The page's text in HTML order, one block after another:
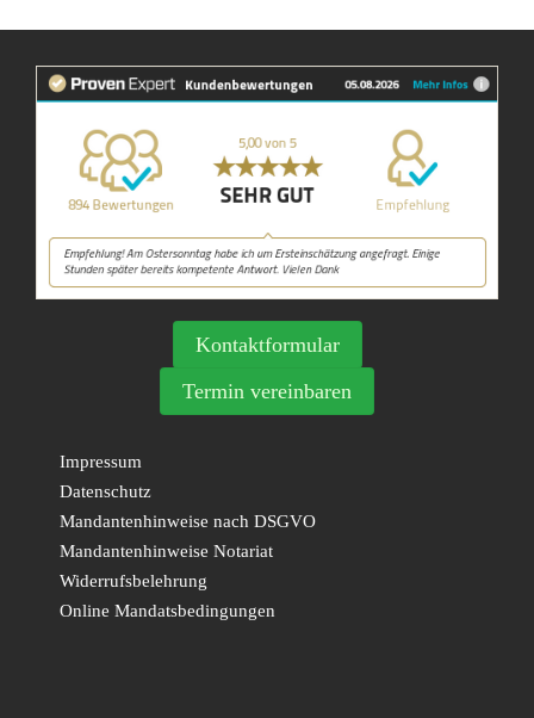
Kontaktformular
Termin vereinbaren
Impressum
Datenschutz
Mandantenhinweise nach DSGVO
Mandantenhinweise Notariat
Widerrufsbelehrung
Online Mandatsbedingungen